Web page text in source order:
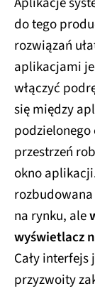
do tego
rozwiązań
aplikacjami
włączyć
się między
przestrzeń
okno
na rynku, ale
wyświetlacz
Cały
przyzwoity